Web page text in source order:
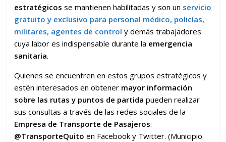
estratégicos se mantienen habilitadas y son un servicio
gratuito y exclusivo para personal médico, policías,
militares, agentes de control y demás trabajadores
cuya labor es indispensable durante la emergencia
sanitaria.
Quienes se encuentren en estos grupos estratégicos y
estén interesados en obtener mayor información
sobre las rutas y puntos de partida pueden realizar
sus consultas a través de las redes sociales de la
Empresa de Transporte de Pasajeros:
@TransporteQuito en Facebook y Twitter. (Municipio